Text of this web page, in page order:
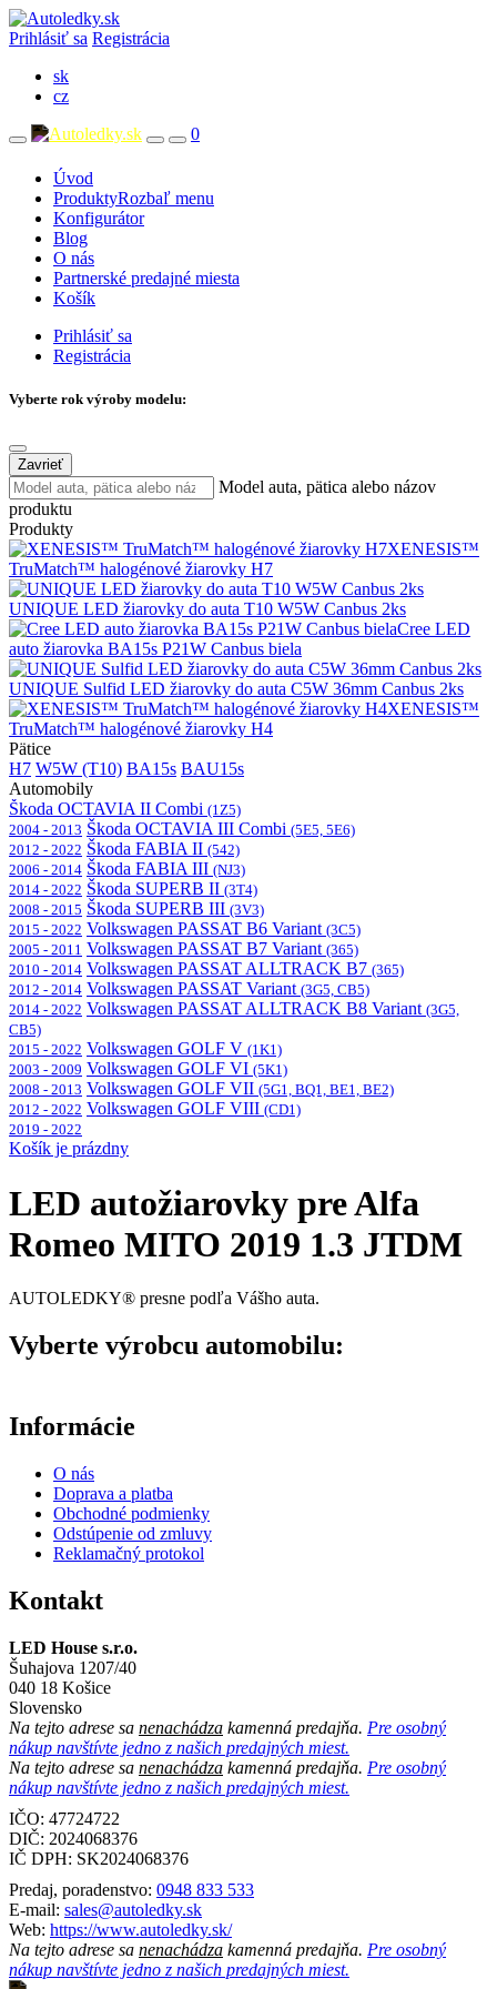
Prihlásiť sa Registrácia
sk
cz
0
Úvod
ProduktyRozbaľ menu
Konfigurátor
Blog
O nás
Partnerské predajné miesta
Košík
Prihlásiť sa
Registrácia
Vyberte rok výroby modelu:
Zavrieť
Model auta, pätica alebo názov
produktu
Produkty
XENESIS™
TruMatch™ halogénové žiarovky H7
UNIQUE LED žiarovky do auta T10 W5W Canbus 2ks
Cree LED
auto žiarovka BA15s P21W Canbus biela
UNIQUE Sulfid LED žiarovky do auta C5W 36mm Canbus 2ks
XENESIS™
TruMatch™ halogénové žiarovky H4
Pätice
H7 W5W (T10) BA15s BAU15s
Automobily
Škoda OCTAVIA II Combi (1Z5)
2004 - 2013 Škoda OCTAVIA III Combi (5E5, 5E6)
2012 - 2022 Škoda FABIA II (542)
2006 - 2014 Škoda FABIA III (NJ3)
2014 - 2022 Škoda SUPERB II (3T4)
2008 - 2015 Škoda SUPERB III (3V3)
2015 - 2022 Volkswagen PASSAT B6 Variant (3C5)
2005 - 2011 Volkswagen PASSAT B7 Variant (365)
2010 - 2014 Volkswagen PASSAT ALLTRACK B7 (365)
2012 - 2014 Volkswagen PASSAT Variant (3G5, CB5)
2014 - 2022 Volkswagen PASSAT ALLTRACK B8 Variant (3G5,
CB5)
2015 - 2022 Volkswagen GOLF V (1K1)
2003 - 2009 Volkswagen GOLF VI (5K1)
2008 - 2013 Volkswagen GOLF VII (5G1, BQ1, BE1, BE2)
2012 - 2022 Volkswagen GOLF VIII (CD1)
2019 - 2022
Košík je prázdny
LED autožiarovky pre Alfa
Romeo MITO 2019 1.3 JTDM
AUTOLEDKY® presne podľa Vášho auta.
Vyberte výrobcu automobilu:
Informácie
O nás
Doprava a platba
Obchodné podmienky
Odstúpenie od zmluvy
Reklamačný protokol
Kontakt
LED House s.r.o.
Šuhajova 1207/40
040 18 Košice
Slovensko
Na tejto adrese sa nenachádza kamenná predajňa. Pre osobný
nákup navštívte jedno z našich predajných miest.
Na tejto adrese sa nenachádza kamenná predajňa. Pre osobný
nákup navštívte jedno z našich predajných miest.
IČO: 47724722
DIČ: 2024068376
IČ DPH: SK2024068376
Predaj, poradenstvo: 0948 833 533
E-mail: sales@autoledky.sk
Web: https://www.autoledky.sk/
Na tejto adrese sa nenachádza kamenná predajňa. Pre osobný
nákup navštívte jedno z našich predajných miest.